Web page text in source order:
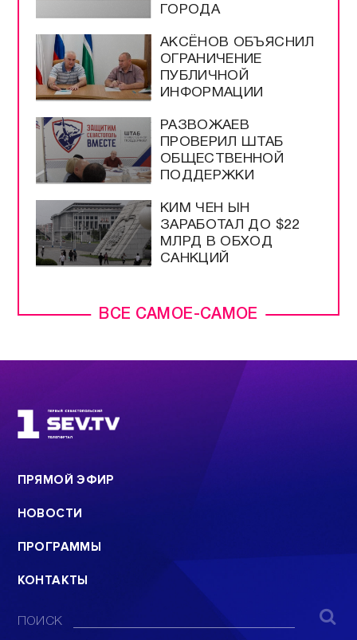
ВСЕ САМОЕ-САМОЕ
ГОРОДА
АКСЁНОВ ОБЪЯСНИЛ
ОГРАНИЧЕНИЕ
ПУБЛИЧНОЙ
ИНФОРМАЦИИ
РАЗВОЖАЕВ
ПРОВЕРИЛ ШТАБ
ОБЩЕСТВЕННОЙ
ПОДДЕРЖКИ
КИМ ЧЕН ЫН
ЗАРАБОТАЛ ДО $22
МЛРД В ОБХОД
САНКЦИЙ
ПРЯМОЙ ЭФИР
НОВОСТИ
ПРОГРАММЫ
КОНТАКТЫ
ПОИСК